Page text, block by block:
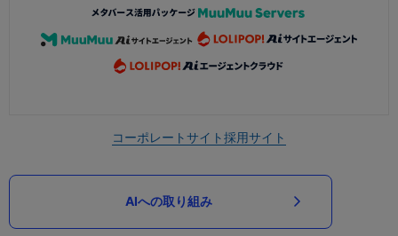
コーポレートサイト採用サイト
AIへの取り組み